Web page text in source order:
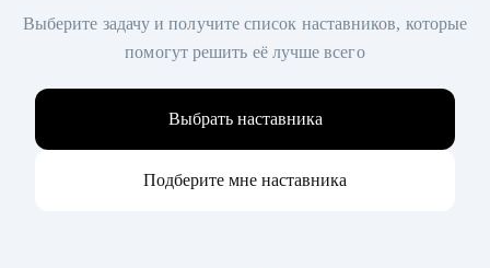
Выберите задачу и получите список наставников, которые
помогут решить её лучше всего
Выбрать наставника
Подберите мне наставника